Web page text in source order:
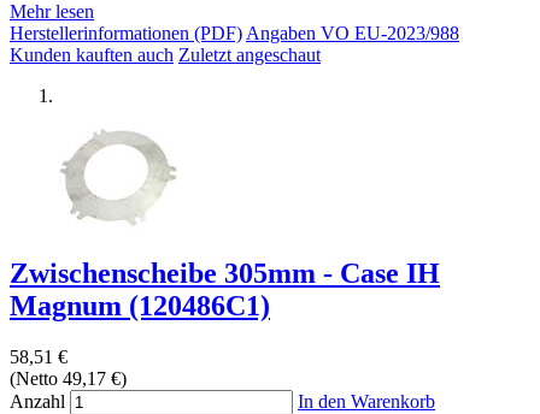
Mehr lesen
Herstellerinformationen (PDF)Angaben VO EU-2023/988
Kunden kauften auch Zuletzt angeschaut
Zwischenscheibe 305mm - Case IH
Magnum (120486C1)
58,51 €
(Netto 49,17 €)
Anzahl
In den Warenkorb